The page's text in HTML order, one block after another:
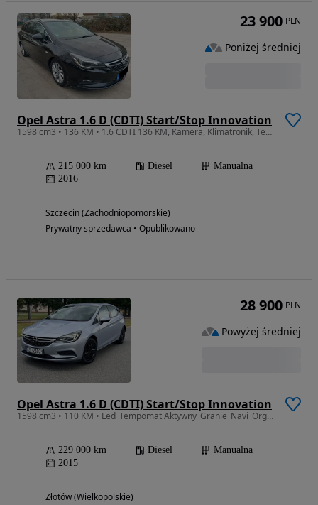
Opel Astra 1.6 D (CDTI) Start/Stop Innovation
1598 cm3 • 136 KM • 1.6 CDTI 136 KM, Kamera, Klimatronik, Tempomat, Parktronik,Serwisowany
215 000 km Diesel
Manualna
2016
Szczecin (Zachodniopomorskie)
Prywatny sprzedawca • Opublikowano
23 900 PLN
Poniżej średniej
Opel Astra 1.6 D (CDTI) Start/Stop Innovation
1598 cm3 • 110 KM • Led_Tempomat Aktywny_Granie_Navi_Orginalny Lakier
229 000 km Diesel
Manualna
2015
Złotów (Wielkopolskie)
28 900 PLN
Powyżej średniej